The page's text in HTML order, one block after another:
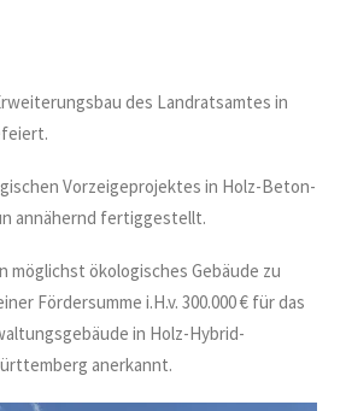
des Landratsamtes in
Vorzeigeprojektes in Holz-Beton-
annähernd fertiggestellt.
möglichst ökologisches Gebäude zu
Fördersumme i.H.v. 300.000 € für das
in Holz-Hybrid-
anerkannt.